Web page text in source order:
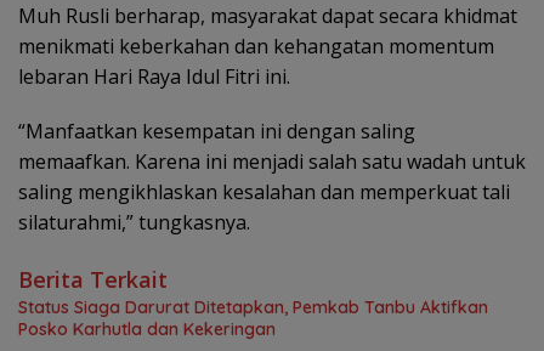
Muh Rusli berharap, masyarakat dapat secara khidmat
menikmati keberkahan dan kehangatan momentum
lebaran Hari Raya Idul Fitri ini.
“Manfaatkan kesempatan ini dengan saling
memaafkan. Karena ini menjadi salah satu wadah untuk
saling mengikhlaskan kesalahan dan memperkuat tali
silaturahmi,” tungkasnya.
Berita Terkait
Status Siaga Darurat Ditetapkan, Pemkab Tanbu Aktifkan
Posko Karhutla dan Kekeringan